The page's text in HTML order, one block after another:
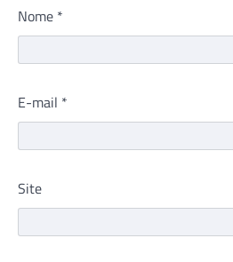
Nome *
E-mail *
Site